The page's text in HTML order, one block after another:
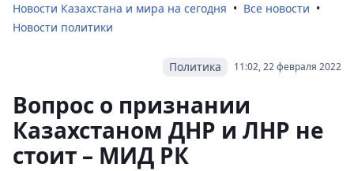
Новости Казахстана и мира на сегодня
Все новости
Новости политики
11:02, 22 февраля 2022
Политика
Вопрос о признании
Казахстаном ДНР и ЛНР не
стоит – МИД РК